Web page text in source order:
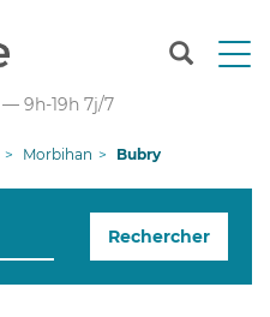
T
n
g
— 9h-19h 7j/7
Morbihan Bubry
Rechercher